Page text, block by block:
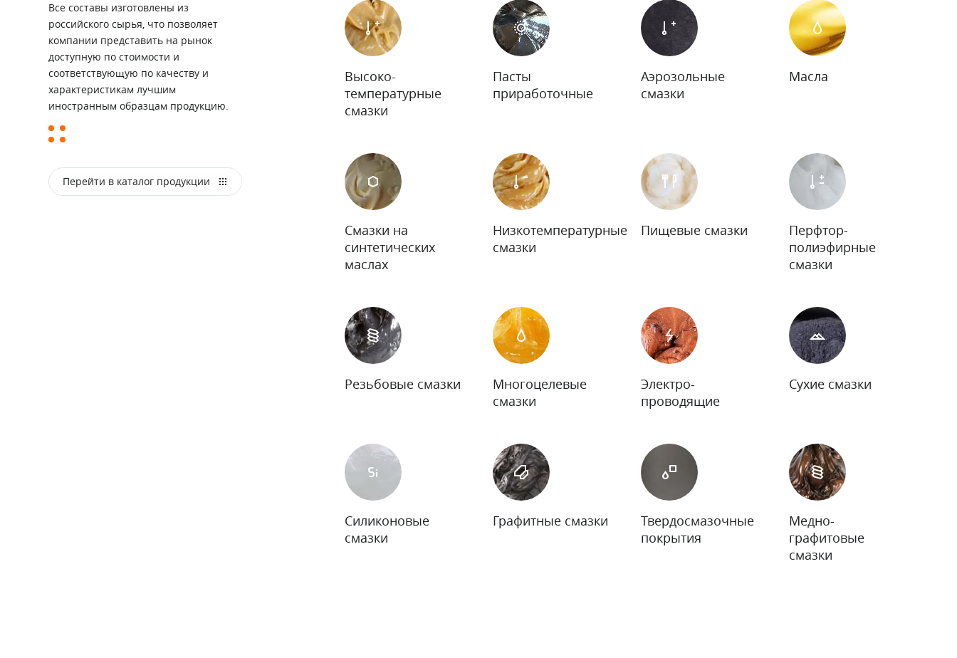
Все составы изготовлены из
российского сырья, что позволяет
компании представить на рынок
доступную по стоимости и
соответствующую по качеству и
характеристикам лучшим
иностранным образцам продукцию.
Перейти в каталог продукции
Высоко-
температурные
смазки
Пасты
приработочные
Аэрозольные
смазки
Масла
Смазки на
синтетических
маслах
Низкотемпературные
смазки
Пищевые смазки
Перфтор-
полиэфирные
смазки
Резьбовые смазки
Многоцелевые
смазки
Электро-
проводящие
Сухие смазки
Силиконовые
смазки
Графитные смазки
Твердосмазочные
покрытия
Медно-
графитовые
смазки